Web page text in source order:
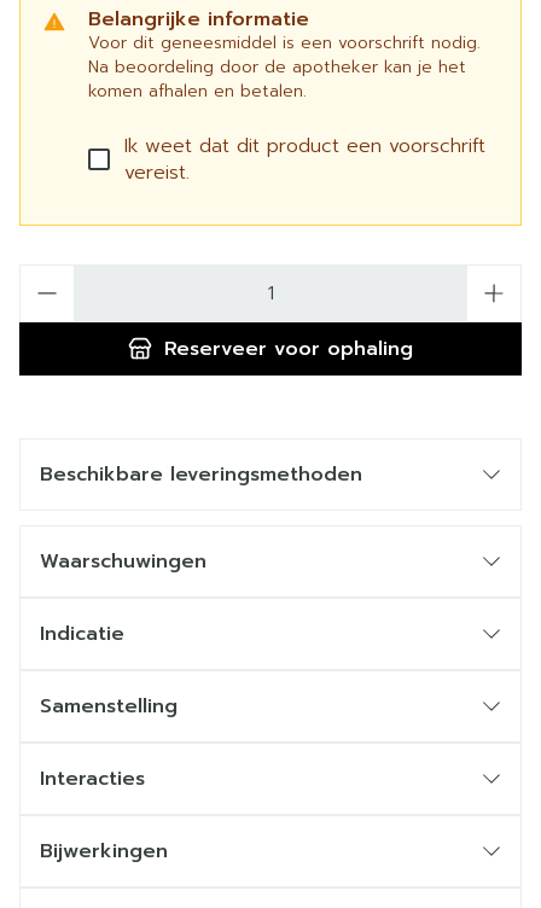
Belangrijke informatie
Voor dit geneesmiddel is een voorschrift nodig.
Na beoordeling door de apotheker kan je het
komen afhalen en betalen.
Ik weet dat dit product een voorschrift
vereist.
Reserveer voor ophaling
Beschikbare leveringsmethoden
Waarschuwingen
Indicatie
Samenstelling
Interacties
Bijwerkingen